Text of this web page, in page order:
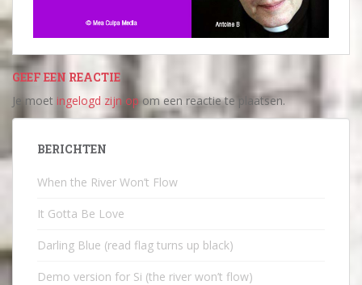
GEEF EEN REACTIE
Je moet ingelogd zijn opom een reactie te plaatsen.
BERICHTEN
When the River Won’t Flow
It Gotta Be Love
Darling Blue (read flag turns up black)
Demo version for Si (the river won’t flow)